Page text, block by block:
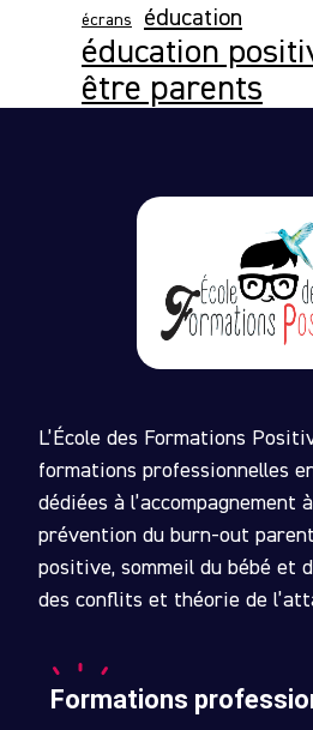
écrans éducation
éducation
être parents
L’École des Formations
formations professionnelles
dédiées à l’accompagnement
prévention du burn-out
positive, sommeil du bébé et
des conflits et théorie de
Formations